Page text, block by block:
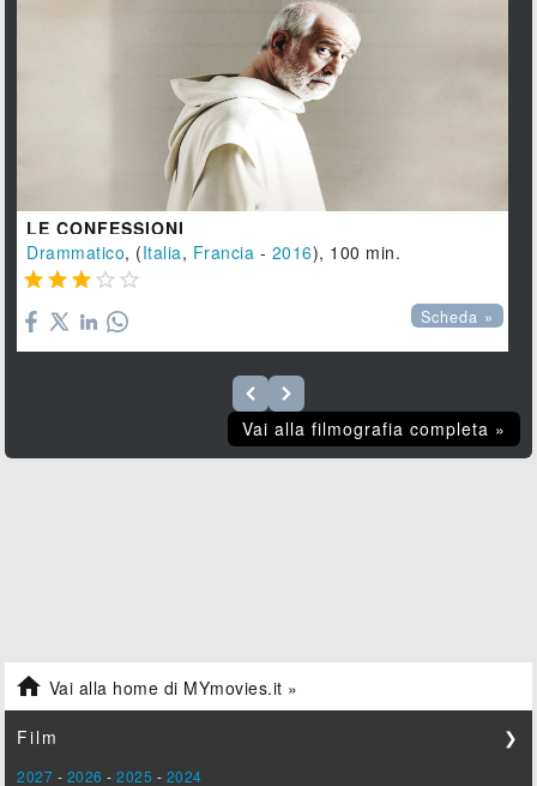
LE CONFESSIONI
Drammatico, (Italia, Francia - 2016), 100 min.
    
Scheda »
Vai alla filmografia completa »
 Vai alla home di MYmovies.it »
Film ❯
2027 - 2026 -2025 - 2024